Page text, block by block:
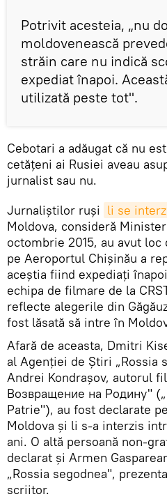
Potrivit acesteia, „nu
moldovenească
străin care nu indică
expediat înapoi.
utilizată peste tot".
Cebotari a adăugat că nu
cetățeni ai Rusiei aveau
jurnalist sau nu.
Jurnaliștilor ruși li se
Moldova, consideră
octombrie 2015, au avut
pe Aeroportul Chișinău a
aceștia fiind expediați
echipa de filmare de la
reflecte alegerile din
fost lăsată să intre în
Afară de aceasta, Dmitri
al Agenției de Știri „Rossia
Andrei Kondrașov, autorul
Возвращение на Родину"
Patrie"), au fost declarate
Moldova și li s-a interzis
ani. O altă persoană non-
declarat și Armen
„Rossia segodnea",
scriitor.